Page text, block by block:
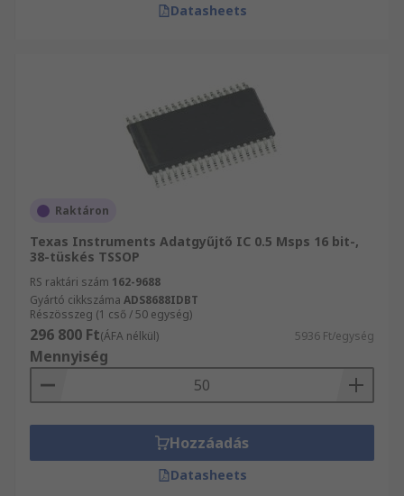
Datasheets
Raktáron
Texas Instruments Adatgyűjtő IC 0.5 Msps 16 bit-,
38-tüskés TSSOP
RS raktári szám 162-9688
Gyártó cikkszáma ADS8688IDBT
Részösszeg (1 cső / 50 egység)
296 800 Ft(ÁFA nélkül) 5936 Ft/egység
Mennyiség
Hozzáadás
Datasheets